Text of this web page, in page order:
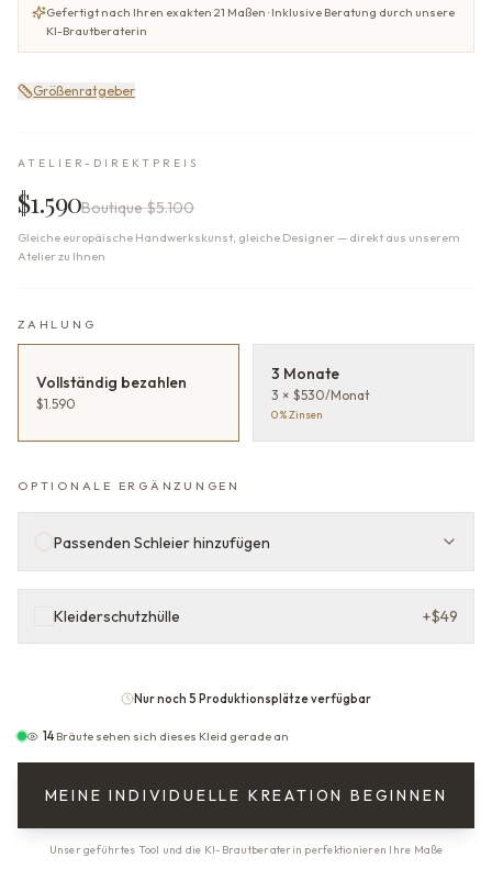
Gefertigt nach Ihren exakten 21 Maßen · Inklusive Beratung durch unsere
KI-Brautberaterin
Größenratgeber
ATELIER-DIREKTPREIS
$1.590Boutique$5.100
Gleiche europäische Handwerkskunst, gleiche Designer — direkt aus unserem
Atelier zu Ihnen
ZAHLUNG
Vollständig bezahlen
$1.590
3 Monate
3 × $530/Monat
0 % Zinsen
OPTIONALE ERGÄNZUNGEN
Passenden Schleier hinzufügen
Kleiderschutzhülle +$49
Nur noch 5 Produktionsplätze verfügbar
14 Bräute sehen sich dieses Kleid gerade an
MEINE INDIVIDUELLE KREATION BEGINNEN
Unser geführtes Tool und die KI-Brautberaterin perfektionieren Ihre Maße